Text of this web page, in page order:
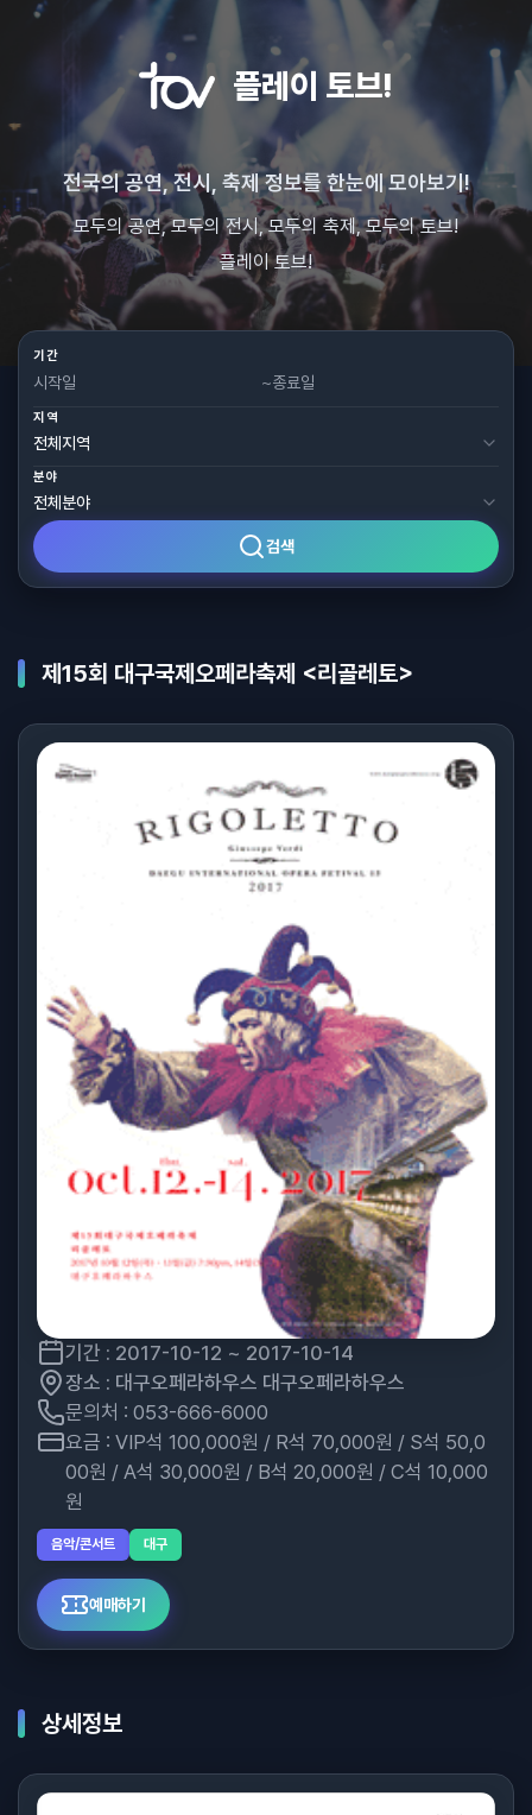
플레이 토브!
전국의 공연, 전시, 축제 정보를 한눈에 모아보기!
모두의 공연, 모두의 전시, 모두의 축제, 모두의 토브!
플레이 토브!
기간
~
지역
분야
검색
제15회 대구국제오페라축제 <리골레토>
기간 : 2017-10-12 ~ 2017-10-14
장소 : 대구오페라하우스 대구오페라하우스
문의처 : 053-666-6000
요금 : VIP석 100,000원 / R석 70,000원 / S석 50,0
00원 / A석 30,000원 / B석 20,000원 / C석 10,000
원
음악/콘서트 대구
예매하기
상세정보